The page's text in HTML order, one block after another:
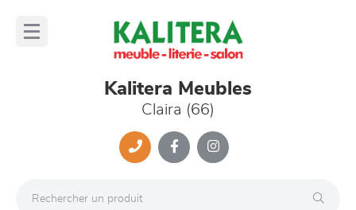
Kalitera Meubles
Claira (66)